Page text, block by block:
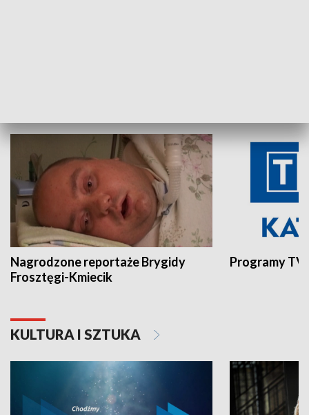
Nagrodzone reportaże Brygidy
Frosztęgi-Kmiecik
Programy
KULTURA I SZTUKA